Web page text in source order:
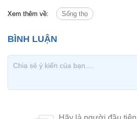
Xem thêm về: Sống thọ